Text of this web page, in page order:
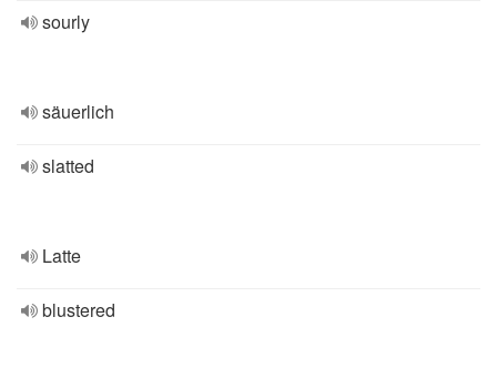
sourly
säuerlich
slatted
Latte
blustered